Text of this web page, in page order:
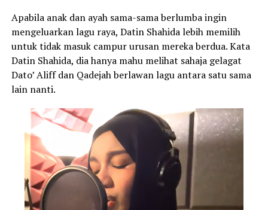
Apabila anak dan ayah sama-sama berlumba ingin
mengeluarkan lagu raya, Datin Shahida lebih memilih
untuk tidak masuk campur urusan mereka berdua. Kata
Datin Shahida, dia hanya mahu melihat sahaja gelagat
Dato’ Aliff dan Qadejah berlawan lagu antara satu sama
lain nanti.